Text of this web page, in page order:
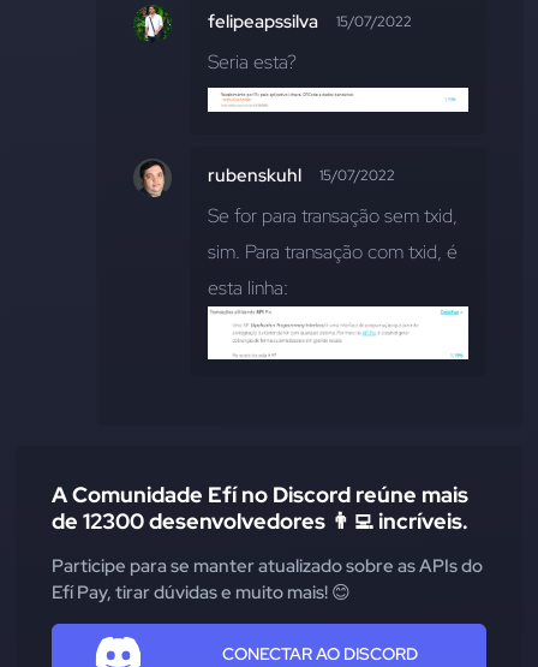
felipeapssilva 15/07/2022
Seria esta?
rubenskuhl 15/07/2022
Se for para transação sem txid,
sim. Para transação com txid, é
esta linha:
A Comunidade Efí no Discord reúne mais
de 12300 desenvolvedores 👨‍💻 incríveis.
Participe para se manter atualizado sobre as APIs do
Efí Pay, tirar dúvidas e muito mais! 😊
CONECTAR AO DISCORD